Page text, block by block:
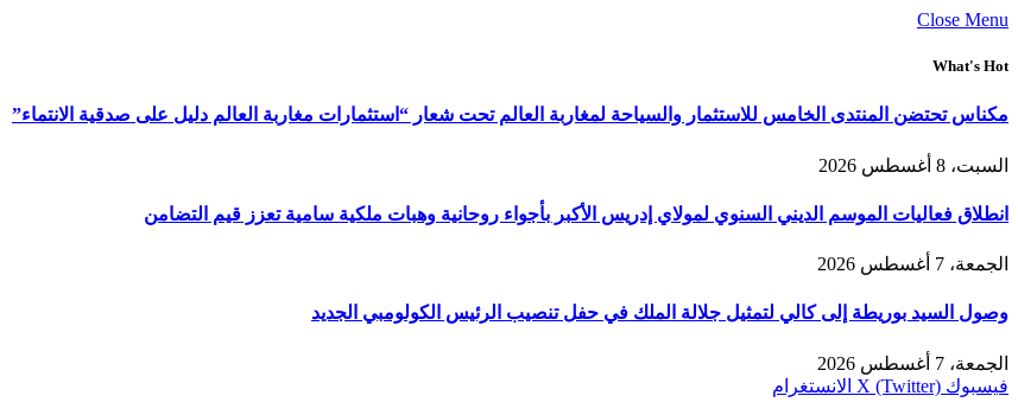
Close Menu
What's Hot
مكناس تحتضن المنتدى الخامس للاستثمار والسياحة لمغاربة العالم تحت شعار “استثمارات مغاربة العالم دليل على صدقية الانتماء”
السبت، 8 أغسطس 2026
انطلاق فعاليات الموسم الديني السنوي لمولاي إدريس الأكبر بأجواء روحانية وهبات ملكية سامية تعزز قيم التضامن
الجمعة، 7 أغسطس 2026
وصول السيد بوريطة إلى كالي لتمثيل جلالة الملك في حفل تنصيب الرئيس الكولومبي الجديد
الجمعة، 7 أغسطس 2026
فيسبوك X (Twitter) الانستغرام